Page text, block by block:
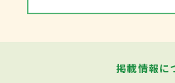
掲載情報に